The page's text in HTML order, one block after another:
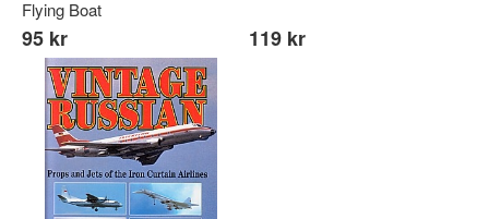
Flying Boat
95 kr 119 kr